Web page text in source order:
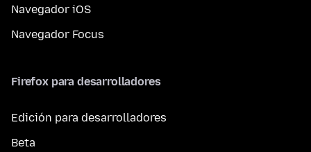
Navegador iOS
Navegador Focus
Firefox para desarrolladores
Edición para desarrolladores
Beta